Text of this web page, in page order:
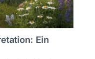
Ein